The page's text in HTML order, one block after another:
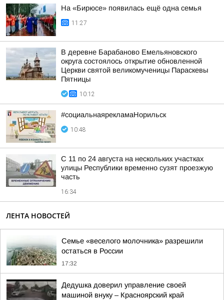
На «Бирюсе» появилась ещё одна семья
11:27
В деревне Барабаново Емельяновского
округа состоялось открытие обновленной
Церкви святой великомученицы Параскевы
Пятницы
10:12
#социальнаярекламаНорильск
10:48
С 11 по 24 августа на нескольких участках
улицы Республики временно сузят проезжую
часть
16:34
ЛЕНТА НОВОСТЕЙ
Семье «веселого молочника» разрешили
остаться в России
17:32
Дедушка доверил управление своей
машиной внуку – Красноярский край